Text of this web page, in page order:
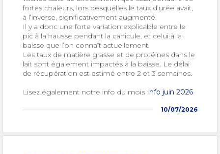
fortes chaleurs, lors desquelles le taux d’urée avait,
à l’inverse, significativement augmenté.
Il y a donc une forte variation explicable entre le
pic à la hausse pendant la canicule, et celui à la
baisse que l’on connaît actuellement.
Les taux de matière grasse et de protéines dans le
lait sont également impactés à la baisse. Le délai
de récupération est estimé entre 2 et 3 semaines.
Lisez également notre info du mois Info juin 2026
10/07/2026